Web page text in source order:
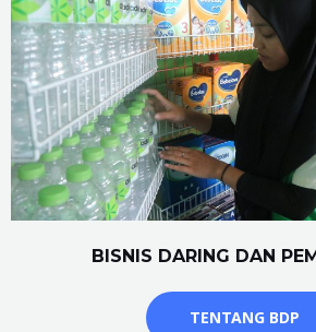
BISNIS DARING DAN
TENTANG BDP